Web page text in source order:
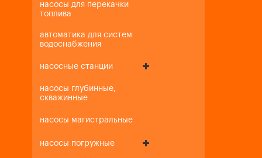
насосы для перекачки
топлива
автоматика для систем
водоснабжения
насосные станции
насосы глубинные,
скважинные
насосы магистральные
насосы погружные